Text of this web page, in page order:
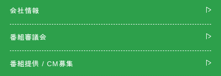
会社情報
番組審議会
番組提供 / CM募集